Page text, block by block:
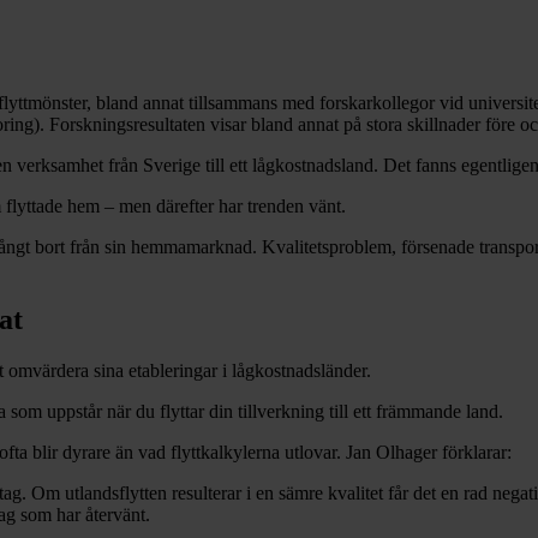
bland annat tillsammans med forskarkollegor vid
Forskningsresultaten visar bland annat på stora skillnader före
från Sverige till ett lågkostnadsland. Det fanns
hem – men därefter har trenden vänt.
bort från sin hemmamarknad. Kvalitetsproblem, försenade
sina etableringar i lågkostnadsländer.
som uppstår när du flyttar din tillverkning till ett främmande land.
blir dyrare än vad flyttkalkylerna utlovar. Jan Olhager förklarar:
Om utlandsflytten resulterar i en sämre kvalitet får det en rad
som har återvänt.